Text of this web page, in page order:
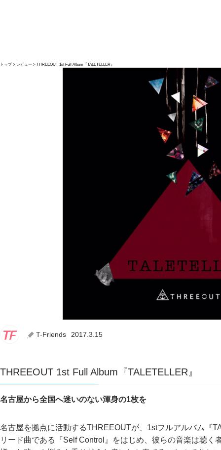
トップ レビュー THREEOUT 1st Full Album『TALETELLER』
T-Friends 2017.3.15
THREEOUT 1st Full Album『TALETELLER』
名古屋から全国へ迷いのない渾身の1枚を
名古屋を拠点に活動するTHREEOUTが、1stフルアルバム『
リード曲である『Self Control』をはじめ、彼らの音楽は聴く